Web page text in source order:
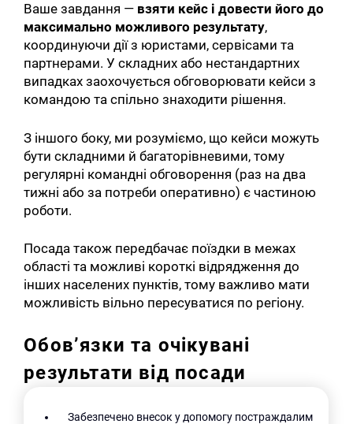
Ваше завдання — взяти кейс і довести його до
максимально можливого результату,
координуючи дії з юристами, сервісами та
партнерами. У складних або нестандартних
випадках заохочується обговорювати кейси з
командою та спільно знаходити рішення.
З іншого боку, ми розуміємо, що кейси можуть
бути складними й багаторівневими, тому
регулярні командні обговорення (раз на два
тижні або за потреби оперативно) є частиною
роботи.
Посада також передбачає поїздки в межах
області та можливі короткі відрядження до
інших населених пунктів, тому важливо мати
можливість вільно пересуватися по регіону.
Обов’язки та очікувані
результати від посади
Забезпечено внесок у допомогу постраждалим